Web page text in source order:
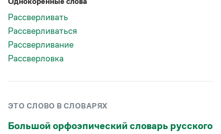
Статьи
Монологи
Интервью
Лекции и подкасты
Рекомендуем
Учебник Грамоты
Правила русского языка: от азов до тонкостей
Скороговорки
Рассверливать
Рассверливаться
Рассверливание
Рассверловка
ЭТО СЛОВО В СЛОВАРЯХ
Большой орфоэпический словарь русского